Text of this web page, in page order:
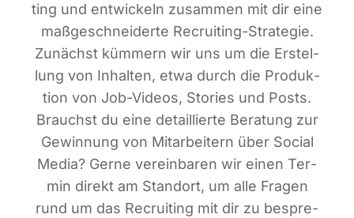
ting und ent­wi­ckeln zusam­men mit dir eine
maß­ge­schnei­der­te Recrui­ting-Stra­te­gie.
Zunächst küm­mern wir uns um die Erstel­
lung von Inhal­ten, etwa durch die Pro­duk­
ti­on von Job-Vide­os, Sto­ries und Posts.
Brauchst du eine detail­lier­te Bera­tung zur
Gewin­nung von Mit­ar­bei­tern über Social
Media? Ger­ne ver­ein­ba­ren wir einen Ter­
min direkt am Stand­ort, um alle Fra­gen
rund um das Recrui­ting mit dir zu bespre­